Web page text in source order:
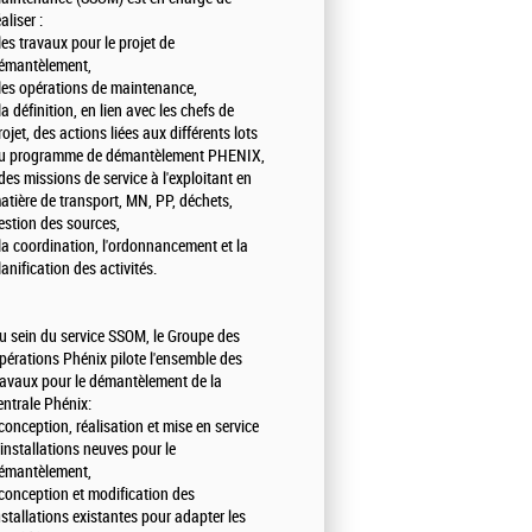
:
travaux pour le projet de
opérations de maintenance,
définition, en lien avec les chefs de
des actions liées aux différents lots
programme de démantèlement PHENIX,
missions de service à l'exploitant en
de transport, MN, PP, déchets,
des sources,
coordination, l'ordonnancement et la
des activités.
sein du service SSOM, le Groupe des
Phénix pilote l'ensemble des
pour le démantèlement de la
Phénix:
réalisation et mise en service
neuves pour le
et modification des
existantes pour adapter les